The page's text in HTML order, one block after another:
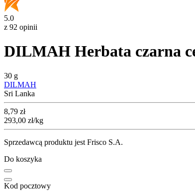
5.0
z 92 opinii
DILMAH Herbata czarna
30 g
DILMAH
Sri Lanka
Cena
8,79 zł
293,00 zł/kg
Sprzedawcą produktu jest Frisco S.A.
Do koszyka
Kod pocztowy